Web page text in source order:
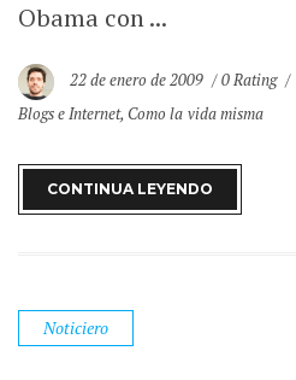
Obama con ...
22 de enero de 2009
0 Rating
Blogs e Internet, Como la vida misma
CONTINUA LEYENDO
Noticiero